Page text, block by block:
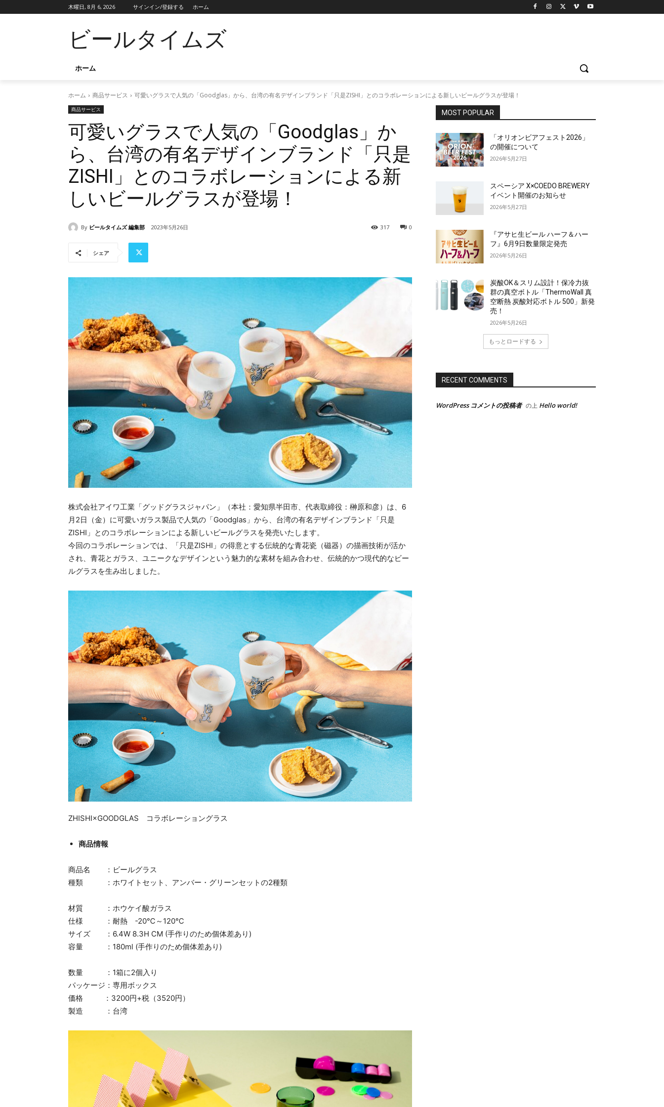
木曜日, 8月 6, 2026 サインイン/登録する ホーム
ビールタイムズ
ホーム
ホーム 商品サービス 可愛いグラスで人気の「Goodglas」から、台湾の有名デザインブランド「只是ZISHI」とのコラボレーションによる新しいビールグラスが登場！
商品サービス
可愛いグラスで人気の「Goodglas」か
ら、台湾の有名デザインブランド「只是
ZISHI」とのコラボレーションによる新
しいビールグラスが登場！
By ビールタイムズ 編集部 2023年5月26日 0
317
シェア
株式会社アイワ工業「グッドグラスジャパン」（本社：愛知県半田市、代表取締役：榊原和彦）は、6
月2日（金）に可愛いガラス製品で人気の「Goodglas」から、台湾の有名デザインブランド「只是
ZISHI」とのコラボレーションによる新しいビールグラスを発売いたします。
今回のコラボレーションでは、「只是ZISHI」の得意とする伝統的な青花瓷（磁器）の描画技術が活か
され、青花とガラス、ユニークなデザインという魅力的な素材を組み合わせ、伝統的かつ現代的なビー
ルグラスを生み出しました。
ZHISHI×GOODGLAS コラボレーショングラス
商品情報
商品名 ：ビールグラス
種類 ：ホワイトセット、アンバー・グリーンセットの2種類
材質 ：ホウケイ酸ガラス
仕様 ：耐熱 -20℃～120℃
サイズ ：6.4W 8.3H CM (手作りのため個体差あり)
容量 ：180ml (手作りのため個体差あり)
数量 ：1箱に2個入り
パッケージ：専用ボックス
価格 ：3200円+税（3520円）
製造 ：台湾
MOST POPULAR
「オリオンビアフェスト2026」
の開催について
2026年5月27日
スペーシア X×COEDO BREWERY
イベント開催のお知らせ
2026年5月27日
『アサヒ生ビール ハーフ＆ハー
フ』6月9日数量限定発売
2026年5月26日
炭酸OK＆スリム設計！保冷力抜
群の真空ボトル「ThermoWall 真
空断熱 炭酸対応ボトル 500」新発
売！
2026年5月26日
もっとロードする
RECENT COMMENTS
WordPress コメントの投稿者 の上 Hello world!